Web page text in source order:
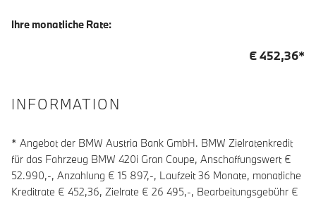
Ihre monatliche Rate:
€452,36*
INFORMATION
* Angebot der BMW Austria Bank GmbH. BMW Zielratenkredit
für das Fahrzeug BMW 420i Gran Coupe, Anschaffungswert €
52.990,-, Anzahlung € 15 897,-, Laufzeit36 Monate, monatliche
Kreditrate € 452,36, Zielrate € 26 495,-, Bearbeitungsgebühr €